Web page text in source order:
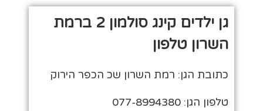
גן ילדים קינג סולמון 2 ברמת
השרון טלפון
כתובת הגן: רמת השרון שכ הכפר הירוק
טלפון הגן: 077-8994380